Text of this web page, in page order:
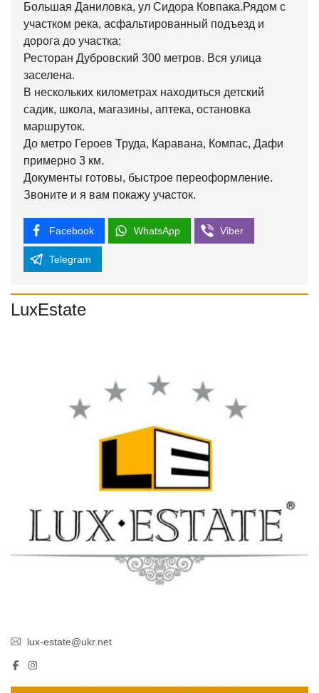
Большая Даниловка, ул Сидора Ковпака.Рядом с
участком река, асфальтированный подъезд и
дорога до участка;
Ресторан Дубровский 300 метров. Вся улица
заселена.
В нескольких километрах находиться детский
садик, школа, магазины, аптека, остановка
маршруток.
До метро Героев Труда, Каравана, Компас, Дафи
примерно 3 км.
Документы готовы, быстрое переоформление.
Звоните и я вам покажу участок.
Facebook WhatsApp Viber
Telegram
LuxEstate
lux-estate@ukr.net